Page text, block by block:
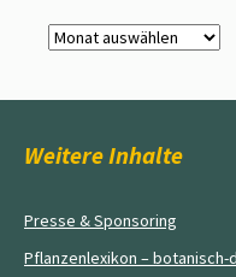
Archiv
Weitere Inhalte
Presse & Sponsoring
Pflanzenlexikon – botanisch-